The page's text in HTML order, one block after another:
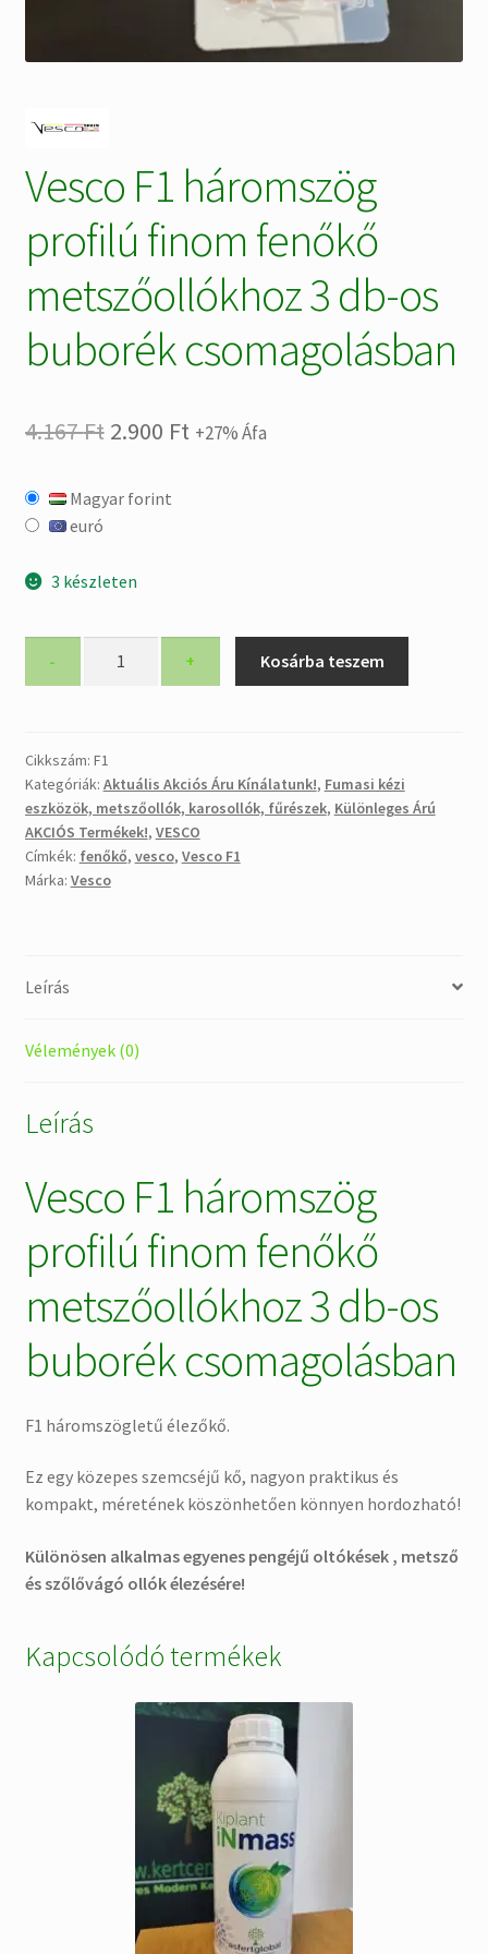
Vesco F1 háromszög
profilú finom fenőkő
metszőollókhoz 3 db-os
buborék csomagolásban
4.167Ft Original
was:
2.900 FtCurrent
+27% Áfa
Magyar forint
euró
3 készleten
-
finom
fenőkő
metszőollókhoz
3
db-
os
+ Kosárba teszem
Cikkszám: F1
Kategóriák: Aktuális Akciós Áru Kínálatunk!, Fumasi kézi
eszközök, metszőollók, karosollók, fűrészek, Különleges Árú
AKCIÓS Termékek!, VESCO
Címkék: fenőkő, vesco, Vesco F1
Márka: Vesco
Leírás
Vélemények (0)
Leírás
Vesco F1 háromszög
profilú finom fenőkő
metszőollókhoz 3 db-os
buborék csomagolásban
F1 háromszögletű élezőkő.
Ez egy közepes szemcséjű kő, nagyon praktikus és
kompakt, méretének köszönhetően könnyen hordozható!
Különösen alkalmas egyenes pengéjű oltókések , metsző
és szőlővágó ollók élezésére!
Kapcsolódó termékek